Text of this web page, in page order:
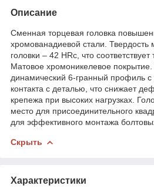
Описание
Сменная торцевая головка
хромованадиевой стали. Твердость
головки – 42 HRс, что
Матовое хромоникелевое
динамический 6-гранный профиль
контакта с деталью, что снижает
крепежа при высоких нагрузках.
место для присоединительного
для эффективного монтажа
Скрыть
Характеристики